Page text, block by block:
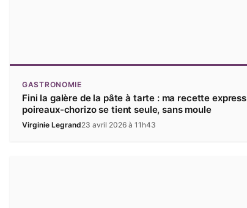
GASTRONOMIE
Fini la galère de la pâte à tarte : ma recette express
poireaux-chorizo se tient seule, sans moule
Virginie Legrand23 avril 2026 à 11h43